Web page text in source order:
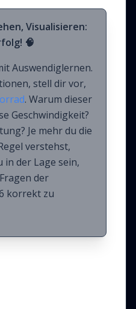
Visualisieren:
🧠
Auswendiglernen.
stell dir vor,
. Warum dieser
Geschwindigkeit?
Je mehr du die
verstehst,
in der Lage sein,
der
korrekt zu